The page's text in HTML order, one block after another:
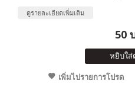
ดูรายละเอียดเพิ่มเติม
50
หยิบใส่
เพิ่มไปรายการโปรด